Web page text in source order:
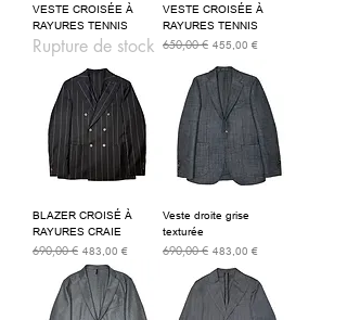
VESTE CROISÉE À
RAYURES TENNIS
Rupture de stock
VESTE CROISÉE À
RAYURES TENNIS
Prix original
650,00 € Prix promotionnel
455,00 €
BLAZER CROISÉ À
RAYURES CRAIE
Prix original
690,00 € Prix promotionnel
483,00 €
Veste droite grise
texturée
Prix original
690,00 € Prix promotionnel
483,00 €